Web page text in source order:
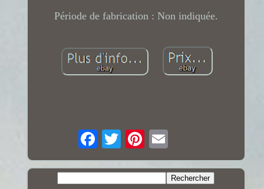
Période de fabrication : Non indiquée.